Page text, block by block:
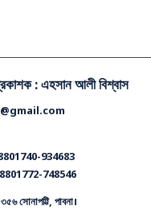
: এহসান আলী বিশ্বাস
+8801740-934683
+8801772-748546
সোনাপট্টি, পাবনা।